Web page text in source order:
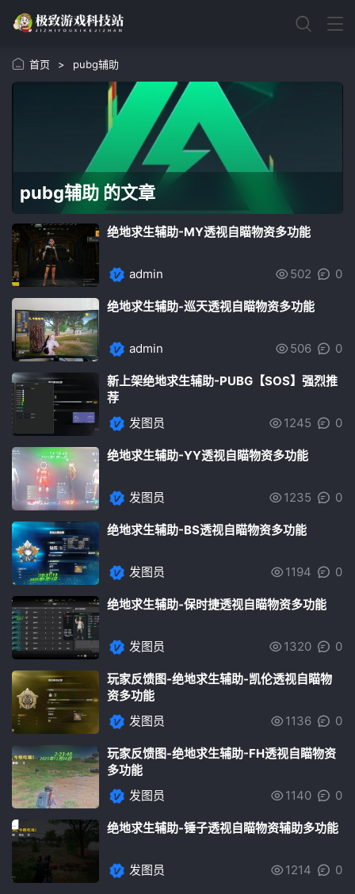
首页 > pubg辅助
pubg辅助 的文章
绝地求生辅助-MY透视自瞄物资多功能
admin 502 0
绝地求生辅助-巡天透视自瞄物资多功能
admin 506 0
新上架绝地求生辅助-PUBG【SOS】强烈推
荐
发图员
1245 0
绝地求生辅助-YY透视自瞄物资多功能
发图员 1235 0
绝地求生辅助-BS透视自瞄物资多功能
发图员 1194 0
绝地求生辅助-保时捷透视自瞄物资多功能
发图员 1320 0
玩家反馈图-绝地求生辅助-凯伦透视自瞄物
资多功能
发图员
1136 0
玩家反馈图-绝地求生辅助-FH透视自瞄物资
多功能
发图员
1140 0
绝地求生辅助-锤子透视自瞄物资辅助多功能
发图员 1214 0